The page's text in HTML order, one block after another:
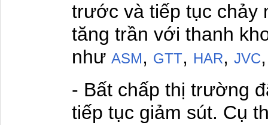
trước và tiếp tục chảy
tăng trần với thanh
như ASM, GTT, HAR, JVC
- Bất chấp thị trường
tiếp tục giảm sút. Cụ